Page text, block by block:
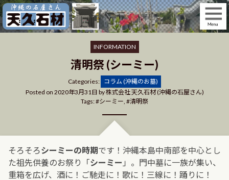
Skip
to
content
INFORMATION
清明祭 (シーミー)
Categories: Categories
コラム (沖縄のお墓)
Posted on 2020年3月31日 by株式会社 天久石材 (沖縄の石屋さん)
Tags:
シーミー, 清明祭
そろそろシーミーの時期です！沖縄本島中南部を中心とし
た祖先供養のお祭り「シーミー 」。門中墓に一族が集い、
重箱を広げ、酒に！ご馳走に！歌に！三線に！踊りに！